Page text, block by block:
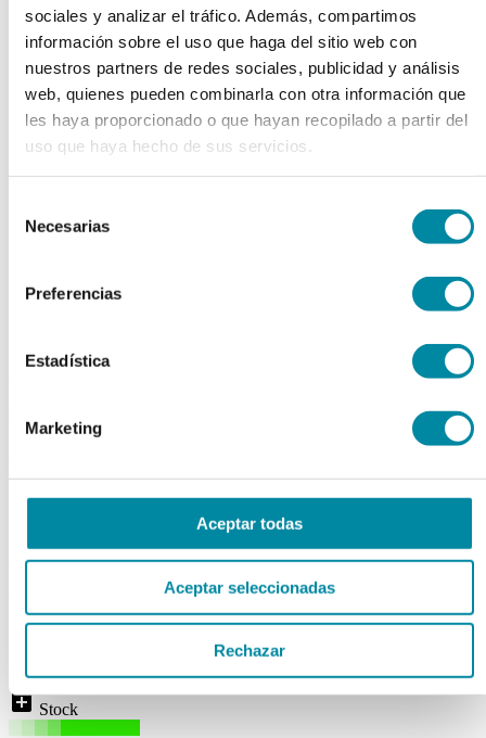
sociales y analizar el tráfico. Además, compartimos
información sobre el uso que haga del sitio web con
nuestros partners de redes sociales, publicidad y análisis
web, quienes pueden combinarla con otra información que
les haya proporcionado o que hayan recopilado a partir del
uso que haya hecho de sus servicios.
Necesarias
Preferencias
Estadística
Marketing
Aceptar todas
Aceptar seleccionadas
Rechazar
chevron_left chevron_right
Disponibilidad:ENTREGA INMEDIATA
local_shipping
Entrega inmediata
Pipeta graduada
add_box Stock